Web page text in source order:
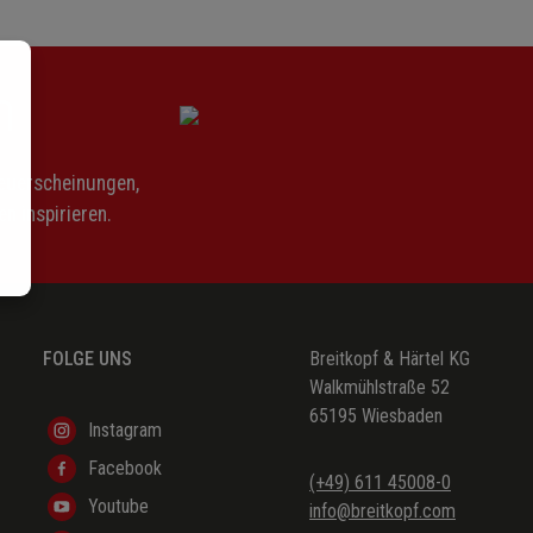
inspirieren.
FOLGE UNS
Instagram
Facebook
Youtube
Breitkopf & Härtel KG
Walkmühlstraße 52
65195 Wiesbaden
(+49) 611 45008-0
info@breitkopf.com